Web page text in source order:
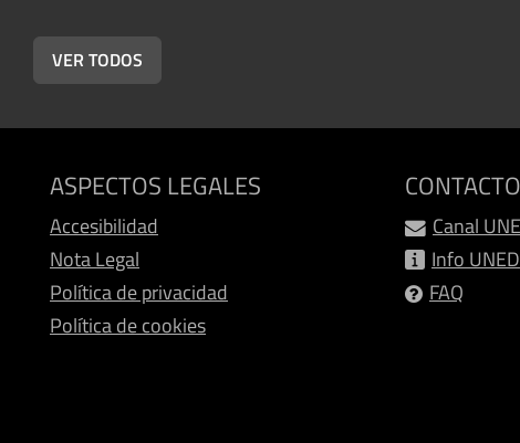
VER TODOS
ASPECTOS LEGALES
Accesibilidad
Nota Legal
Política de privacidad
Política de cookies
CONTACTO
Canal
Info UNED
FAQ